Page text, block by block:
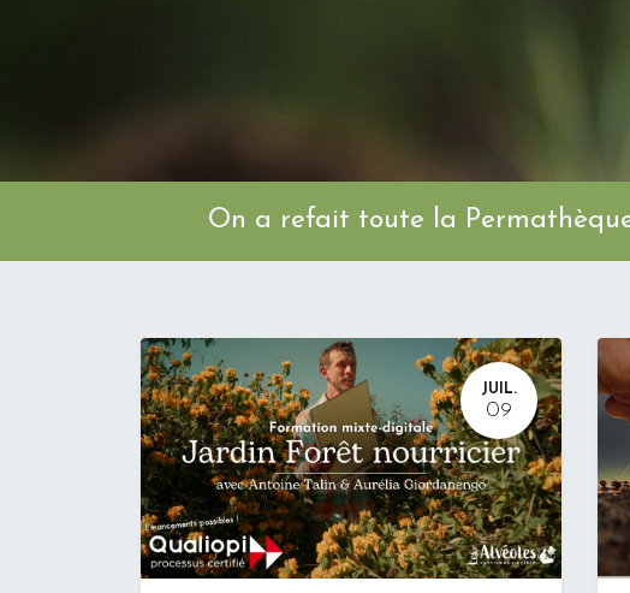
On a refait toute la
JUIL.
09